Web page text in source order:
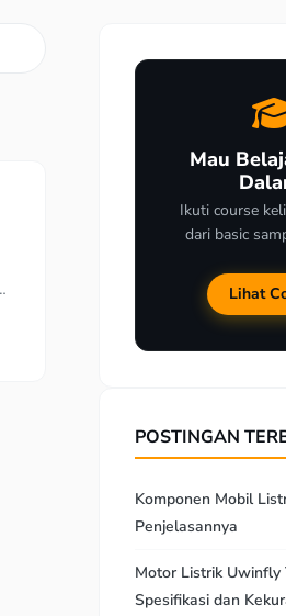
Mau
Ikuti course
dari basic
Lihat
POSTINGAN
Komponen Mobil
Penjelasannya
Motor Listrik Uwinfly
Spesifikasi dan